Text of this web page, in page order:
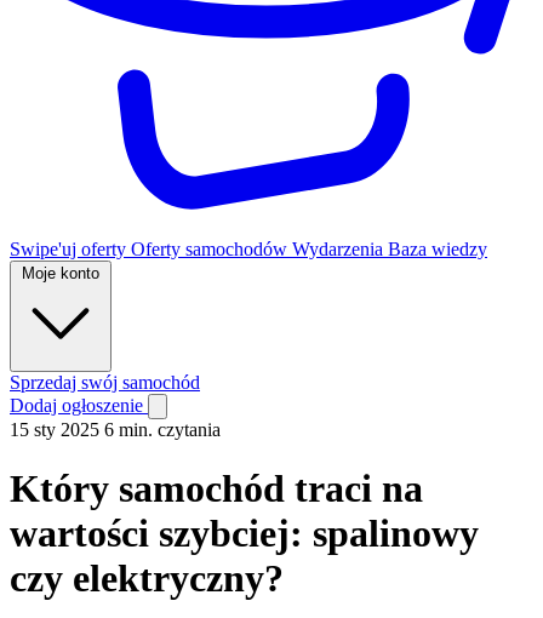
Swipe'uj oferty Oferty samochodów Wydarzenia Baza wiedzy
Moje konto
Sprzedaj swój samochód
Dodaj ogłoszenie
15 sty 2025 6 min. czytania
Który samochód traci na
wartości szybciej: spalinowy
czy elektryczny?